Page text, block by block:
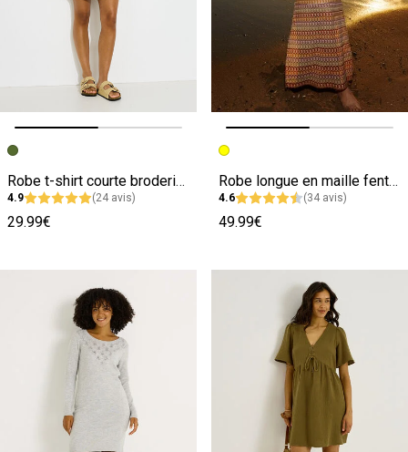
Image précédente
Image suivante
Robe t-shirt courte broderie coquillage
4.9 (24 avis)
29.99€
Image précédente
Image suivante
Robe longue en maille fentes latérales
4.6 (34 avis)
49.99€